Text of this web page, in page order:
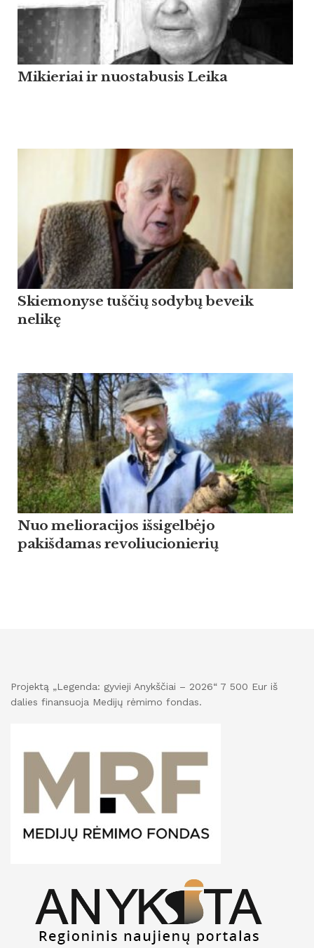
Mikieriai ir nuostabusis Leika
Skiemonyse tuščių sodybų beveik
nelikę
Nuo melioracijos išsigelbėjo
pakišdamas revoliucionierių
Projektą „Legenda: gyvieji Anykščiai – 2026“ 7 500 Eur iš
dalies finansuoja Medijų rėmimo fondas.